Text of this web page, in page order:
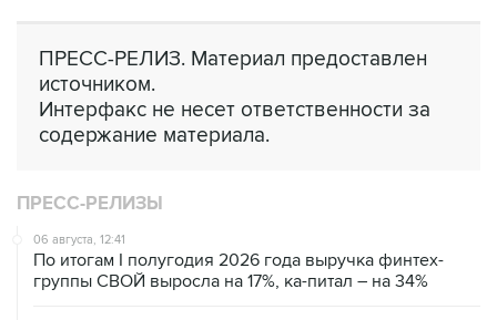
ПРЕСС-РЕЛИЗ. Материал предоставлен
источником.
Интерфакс не несет ответственности за
содержание материала.
ПРЕСС-РЕЛИЗЫ
06 августа, 12:41
По итогам I полугодия 2026 года выручка финтех-
группы СВОЙ выросла на 17%, ка-питал – на 34%